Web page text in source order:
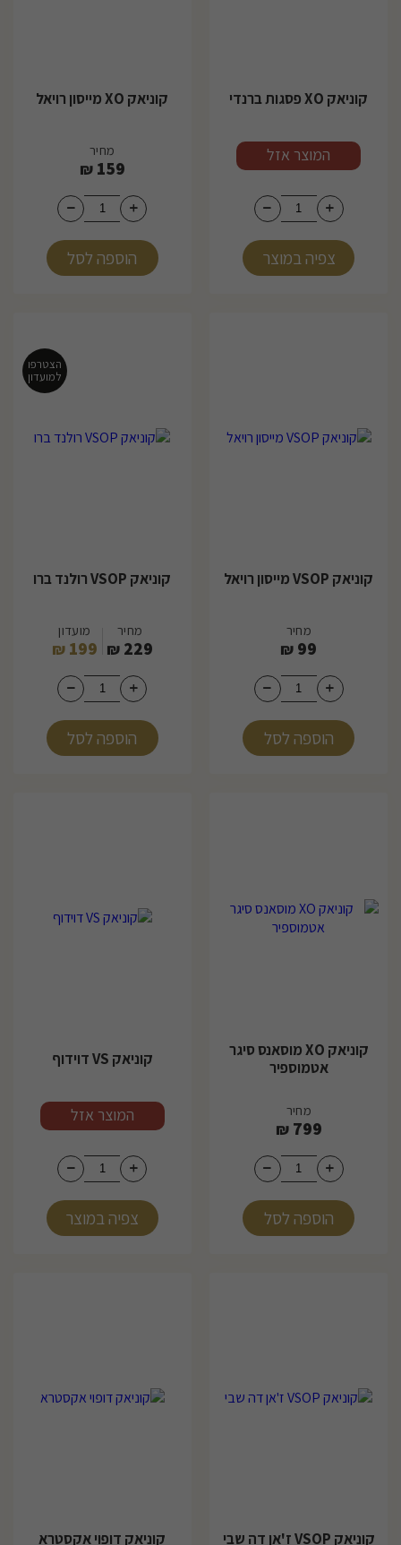
קוניאק XO פסגות ברנדי
מחיר
המוצר אזל
צפיה במוצר
קוניאק XO מייסון רויאל
מחיר
159
₪
הוספה לסל
קוניאק VSOP מייסון רויאל
מחיר
99
₪
הוספה לסל
קוניאק VSOP רולנד ברו
מחיר
229
₪
מועדון
199
₪
הוספה לסל
הצטרפו
למועדון
קוניאק XO מוסאנס סיגר
אטמוספיר
מחיר
799
₪
הוספה לסל
קוניאק VS דוידוף
מחיר
המוצר אזל
צפיה במוצר
קוניאק VSOP ז'אן דה שבי קוניאק דופוי אקסטרא